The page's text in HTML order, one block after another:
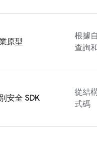
原型
根據
查詢
安全 SDK
從結
式碼